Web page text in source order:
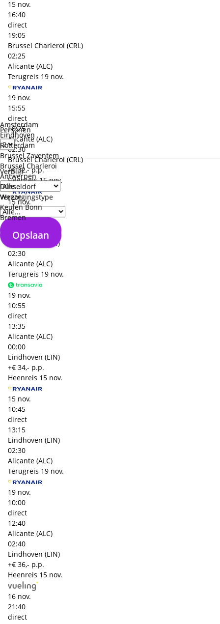
Personen
Verblijf
Verzorgingstype
Opslaan
Amsterdam
Eindhoven
Rotterdam
Brussel Zaventem
Brussel Charleroi
Antwerpen
Düsseldorf
Weeze
Keulen Bonn
Bremen
Opslaan
15 nov.
16:40
direct
19:05
Brussel Charleroi (CRL)
02:25
Alicante (ALC)
Terugreis 19 nov.
19 nov.
15:55
direct
18:25
Alicante (ALC)
02:30
Brussel Charleroi (CRL)
+€ 32,- p.p.
Heenreis 15 nov.
15 nov.
10:45
direct
13:15
Eindhoven (EIN)
02:30
Alicante (ALC)
Terugreis 19 nov.
19 nov.
10:55
direct
13:35
Alicante (ALC)
00:00
Eindhoven (EIN)
+€ 34,- p.p.
Heenreis 15 nov.
15 nov.
10:45
direct
13:15
Eindhoven (EIN)
02:30
Alicante (ALC)
Terugreis 19 nov.
19 nov.
10:00
direct
12:40
Alicante (ALC)
02:40
Eindhoven (EIN)
+€ 36,- p.p.
Heenreis 15 nov.
16 nov.
21:40
direct